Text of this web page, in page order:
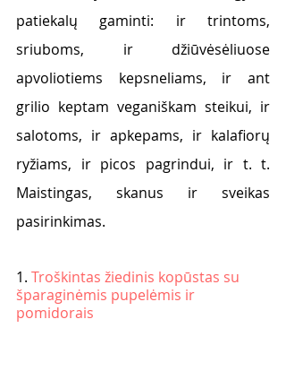
patiekalų gaminti: ir trintoms,
sriuboms, ir džiūvėsėliuose
apvoliotiems kepsneliams, ir ant
grilio keptam veganiškam steikui, ir
salotoms, ir apkepams, ir kalafiorų
ryžiams, ir picos pagrindui, ir t. t.
Maistingas, skanus ir sveikas
pasirinkimas.
1. Troškintas žiedinis kopūstas su
šparaginėmis pupelėmis ir
pomidorais